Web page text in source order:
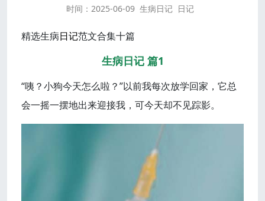
时间： 2025-06-09 生病日记 日记
精选生病日记范文合集十篇
生病日记 篇1
“咦？小狗今天怎么啦？”以前我每次放学回家，它总
会一摇一摆地出来迎接我，可今天却不见踪影。